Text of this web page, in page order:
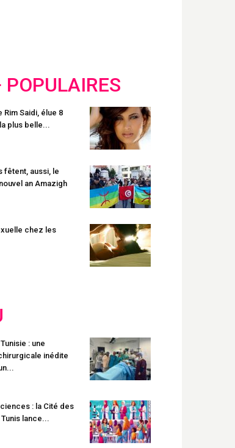
POPULAIRES
Rim Saidi, élue 8
plus belle...
fêtent, aussi, le
an Amazigh
chez les
: une
inédite
: la Cité des
lance...